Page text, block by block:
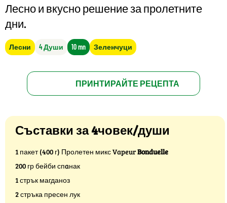
Лесно и вкусно решение за пролетните
дни.
Лесни 4 Души 10 mn Зеленчуци
ПРИНТИРАЙТЕ РЕЦЕПТА
Съставки за 4човек/души
1 пакет (400 г) Пролетен микс VapeurBonduelle
200 гр бейби спaнак
1 стрък магданоз
2 стръка пресен лук